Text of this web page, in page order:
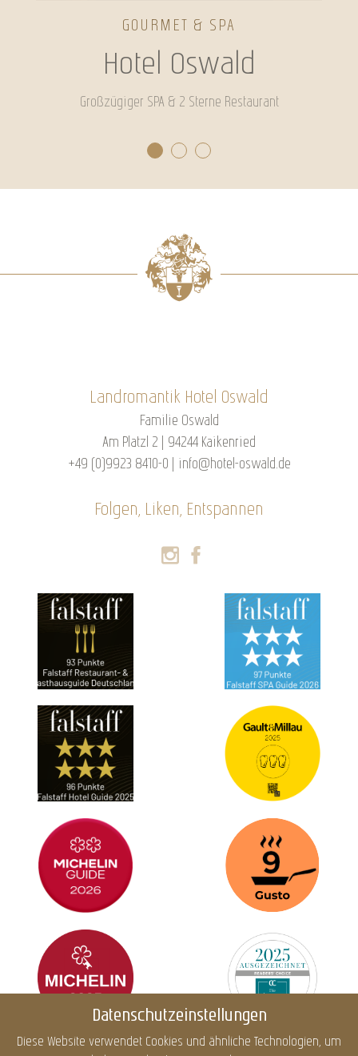
Datenschutzeinstellungen
Diese Website verwendet Cookies und ähnliche Technologien, um
GOURMET & SPA
Hotel Oswald
Großzügiger SPA & 2 Sterne Restaurant
Landromantik Hotel Oswald
Familie Oswald
Am Platzl 2 | 94244 Kaikenried
+49 (0)9923 8410-0
info@hotel-oswald.de
Folgen, Liken, Entspannen